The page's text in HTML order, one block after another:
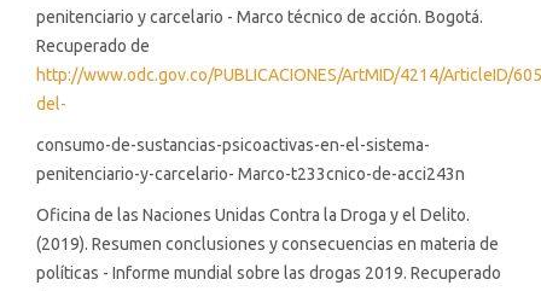
penitenciario y carcelario - Marco técnico de acción. Bogotá.
Recuperado de
http://www.odc.gov.co/PUBLICACIONES/ArtMID/4214/ArticleID/
del-
consumo-de-sustancias-psicoactivas-en-el-sistema-
penitenciario-y-carcelario- Marco-t233cnico-de-acci243n
Oficina de las Naciones Unidas Contra la Droga y el Delito.
(2019). Resumen conclusiones y consecuencias en materia de
políticas - Informe mundial sobre las drogas 2019. Recuperado